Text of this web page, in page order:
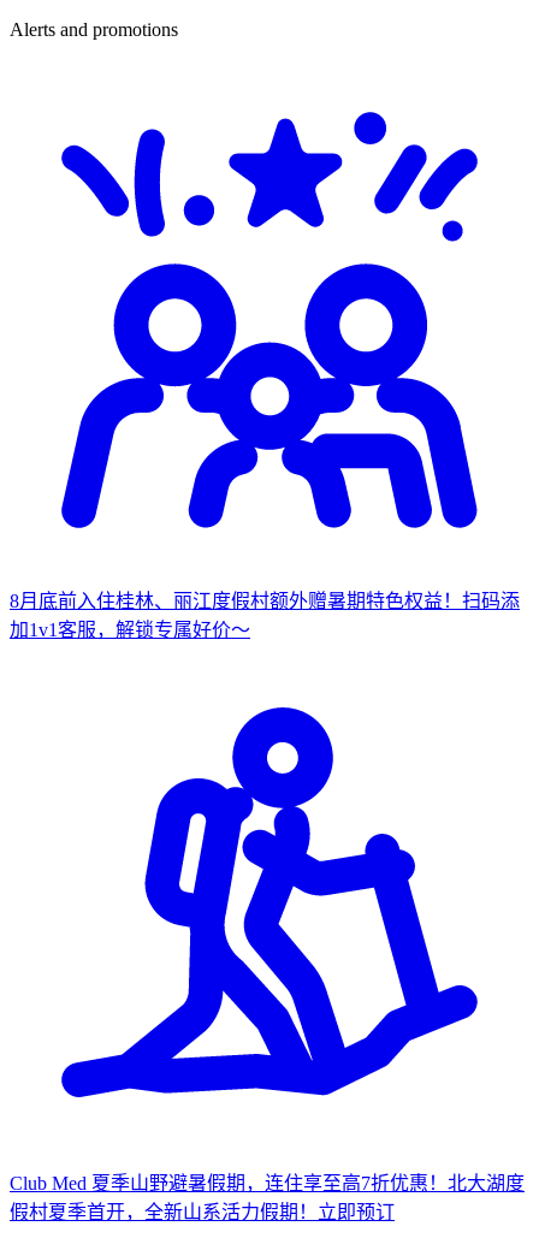
Alerts and promotions
8月底前入住桂林、丽江度假村额外赠暑期特色权益！ 扫码添
加1v1客服，解锁专属好价～
Club Med 夏季山野避暑假期，连住享至高7折优惠！ 北大湖度
假村夏季首开，全新山系活力假期！ 立 即预订